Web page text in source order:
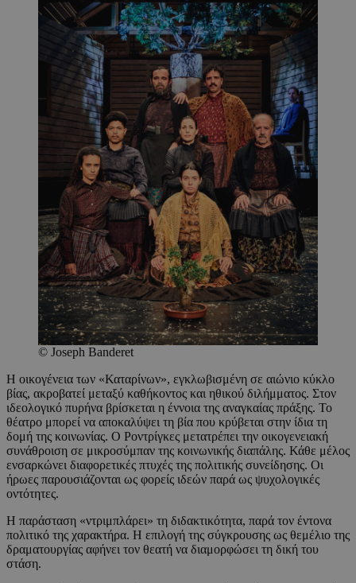
© Joseph Banderet
Η οικογένεια των «Καταρίνων», εγκλωβισμένη σε αιώνιο κύκλο
βίας, ακροβατεί μεταξύ καθήκοντος και ηθικού διλήμματος. Στον
ιδεολογικό πυρήνα βρίσκεται η έννοια της αναγκαίας πράξης. Το
θέατρο μπορεί να αποκαλύψει τη βία που κρύβεται στην ίδια τη
δομή της κοινωνίας. Ο Ροντρίγκες μετατρέπει την οικογενειακή
συνάθροιση σε μικροσύμπαν της κοινωνικής διαπάλης. Κάθε μέλος
ενσαρκώνει διαφορετικές πτυχές της πολιτικής συνείδησης. Οι
ήρωες παρουσιάζονται ως φορείς ιδεών παρά ως ψυχολογικές
οντότητες.
Η παράσταση «ντριμπλάρει» τη διδακτικότητα, παρά τον έντονα
πολιτικό της χαρακτήρα. Η επιλογή της σύγκρουσης ως θεμέλιο της
δραματουργίας αφήνει τον θεατή να διαμορφώσει τη δική του
στάση.